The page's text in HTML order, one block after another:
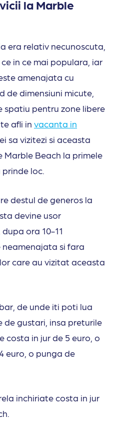
la Marble
era relativ necunoscuta,
in ce mai populara, iar
amenajata cu
de dimensiuni micute,
spatiu pentru zone libere
afli in vacanta in
sa vizitezi si aceasta
Marble Beach la primele
loc.
destul de generos la
devine usor
ora 10-11
si fara
care au vizitat aceasta
de unde iti poti lua
de gustari, insa preturile
costa in jur de 5 euro, o
euro, o punga de
inchiriate costa in jur